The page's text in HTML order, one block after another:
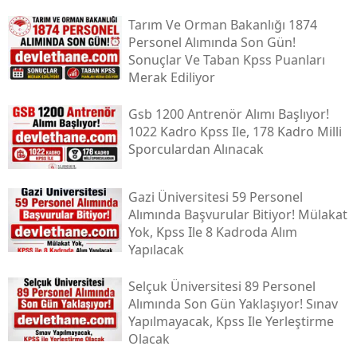
Tarım Ve Orman Bakanlığı 1874
Personel Alımında Son Gün!
Sonuçlar Ve Taban Kpss Puanları
Merak Ediliyor
Gsb 1200 Antrenör Alımı Başlıyor!
1022 Kadro Kpss Ile, 178 Kadro Milli
Sporculardan Alınacak
Gazi Üniversitesi 59 Personel
Alımında Başvurular Bitiyor! Mülakat
Yok, Kpss Ile 8 Kadroda Alım
Yapılacak
Selçuk Üniversitesi 89 Personel
Alımında Son Gün Yaklaşıyor! Sınav
Yapılmayacak, Kpss Ile Yerleştirme
Olacak